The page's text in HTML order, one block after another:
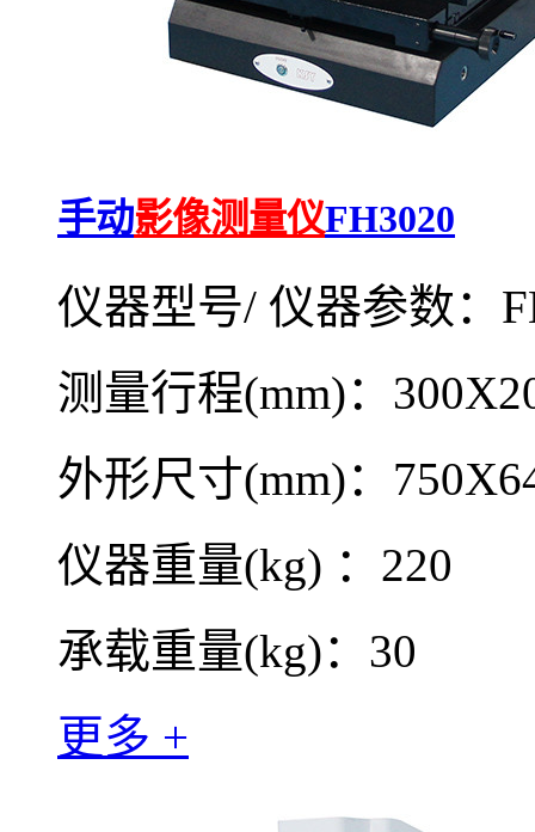
手动影像测量仪FH3020
仪器型号/ 仪器参数：
测量行程(mm)：
外形尺寸(mm)：
仪器重量(kg) ：220
承载重量(kg)：30
更多 +